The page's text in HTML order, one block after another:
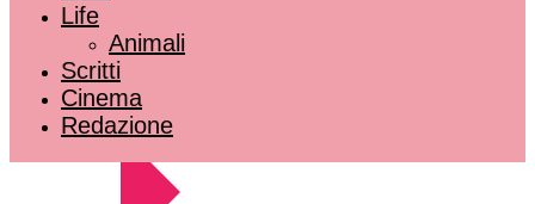
Life
Animali
Scritti
Cinema
Redazione